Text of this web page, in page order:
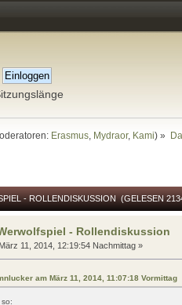
Erasmus Mydraor, Kami) »
- ROLLENDISKUSSION (GELESEN
- Rollendiskussion
März 11, 2014, 12:19:54 Nachmittag »
am März 11, 2014, 11:07:18 Vormittag
so: